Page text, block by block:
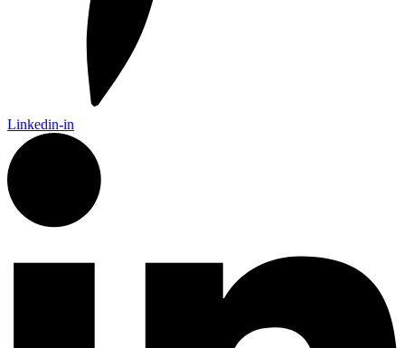
Linkedin-in